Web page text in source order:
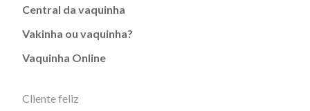
Central da vaquinha
Vakinha ou vaquinha?
Vaquinha Online
Cliente feliz